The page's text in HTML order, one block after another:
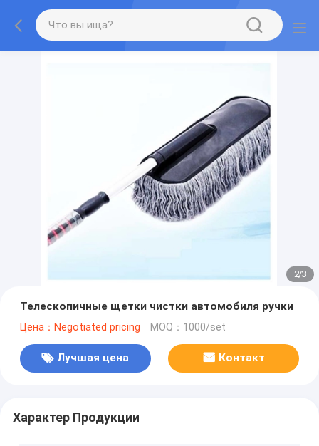
2/3
Телескопичные щетки чистки автомобиля ручки
Цена：Negotiated pricing MOQ：1000/set
Лучшая цена Контакт
Характер Продукции